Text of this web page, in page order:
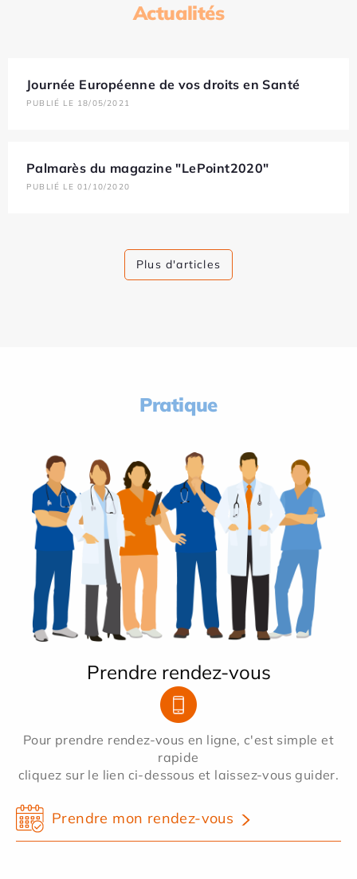
Actualités
Journée Européenne de vos droits en Santé
PUBLIÉ LE 18/05/2021
Palmarès du magazine "LePoint2020"
PUBLIÉ LE 01/10/2020
Plus d'articles
Pratique
Prendre rendez-vous
Pour prendre rendez-vous en ligne, c'est simple et
rapide
cliquez sur le lien ci-dessous et laissez-vous guider.
Prendre mon rendez-vous